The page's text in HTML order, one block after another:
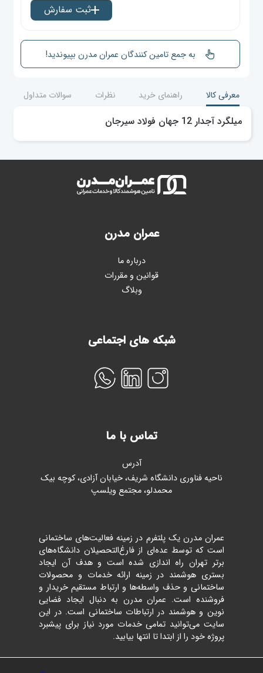
ثبت سفارش
به جمع تامین کنندگان عمران مدرن بپیوندید!
معرفی کالا راهنمای خرید نظرات سوالات متداول
میلگرد آجدار 12 جهان فولاد سیرجان
عمران مدرن
درباره ما
قوانین و مقررات
وبلاگ
شبکه های اجتماعی
تماس با ما
آدرس
ناحیه فناوری دانشگاه شریف، خیابان آزادی، کوچه بیک
محمدلو، مجتمع ویلسپ
عمران مدرن یک پلتفرم در زمینه فعالیت‌های ساختمانی
است که توسط عده‌ای از فارغ‌التحصیلان دانشگاه‌های
برتر تهران راه اندازی شده است و هدف آن ایجاد
بستری هوشمند در زمینه ارائه خدمات و محصولات
ساختمانی و حذف واسطه‌ها و ارتباط مستقیم خریدار و
فروشنده است. عمران مدرن به دنبال ایجاد فضایی
نوین و هوشمند در ارتباطات ساختمانی است. در این
سایت می‌توانید تمامی خدمات مورد نیاز برای پیشبرد
پروژه خود را از ابتدا تا انتها بیابید.